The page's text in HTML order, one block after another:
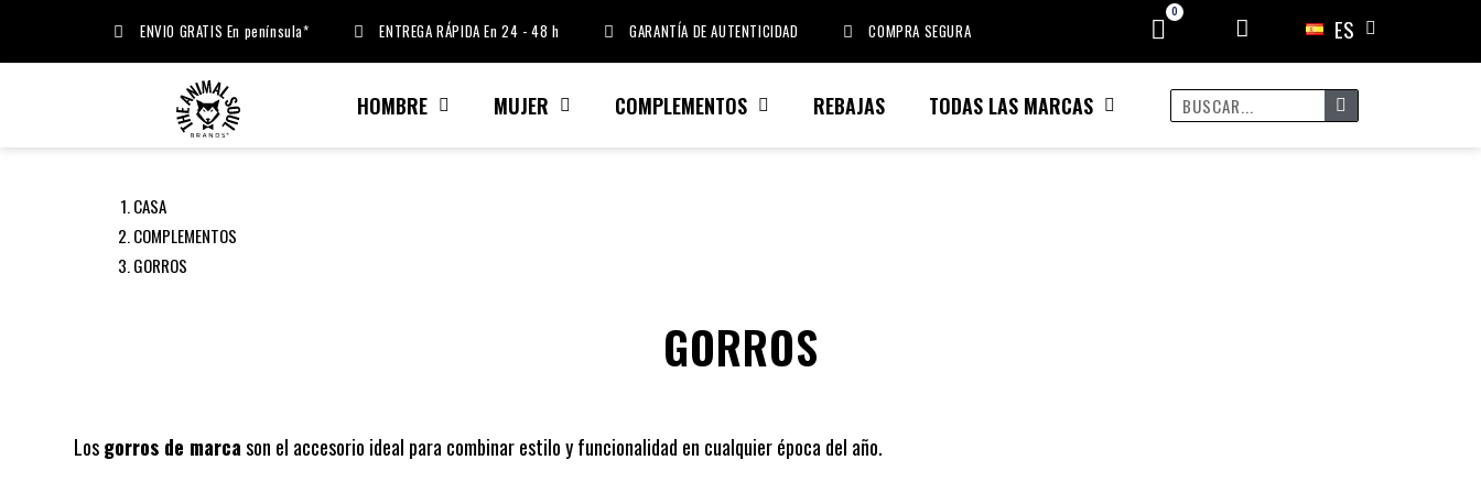
ENVIO GRATIS En península* ENTREGA RÁPIDA En 24 - 48 h GARANTÍA DE AUTENTICIDAD COMPRA SEGURA ES
HOMBRE MUJER COMPLEMENTOS REBAJAS TODAS LAS MARCAS
CASA
COMPLEMENTOS
GORROS
GORROS
Losgorros de marcason el accesorio ideal para combinar estilo y funcionalidad en cualquier época del año.